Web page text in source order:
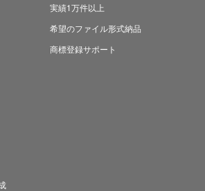
実績1万件以上
希望のファイル形式納品
商標登録サポート